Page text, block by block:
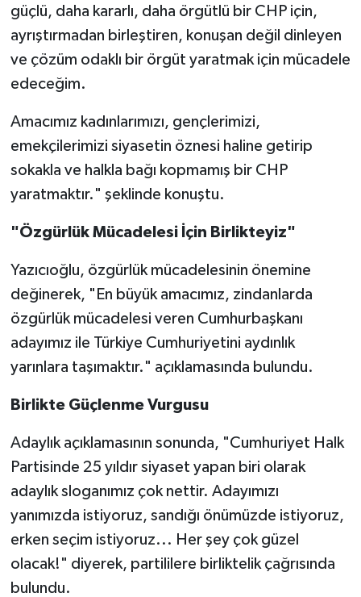
güçlü, daha kararlı, daha örgütlü bir CHP için,
ayrıştırmadan birleştiren, konuşan değil dinleyen
ve çözüm odaklı bir örgüt yaratmak için mücadele
edeceğim.
Amacımız kadınlarımızı, gençlerimizi,
emekçilerimizi siyasetin öznesi haline getirip
sokakla ve halkla bağı kopmamış bir CHP
yaratmaktır." şeklinde konuştu.
"Özgürlük Mücadelesi İçin Birlikteyiz"
Yazıcıoğlu, özgürlük mücadelesinin önemine
değinerek, "En büyük amacımız, zindanlarda
özgürlük mücadelesi veren Cumhurbaşkanı
adayımız ile Türkiye Cumhuriyetini aydınlık
yarınlara taşımaktır." açıklamasında bulundu.
Birlikte Güçlenme Vurgusu
Adaylık açıklamasının sonunda, "Cumhuriyet Halk
Partisinde 25 yıldır siyaset yapan biri olarak
adaylık sloganımız çok nettir. Adayımızı
yanımızda istiyoruz, sandığı önümüzde istiyoruz,
erken seçim istiyoruz... Her şey çok güzel
olacak!" diyerek, partililere birliktelik çağrısında
bulundu.